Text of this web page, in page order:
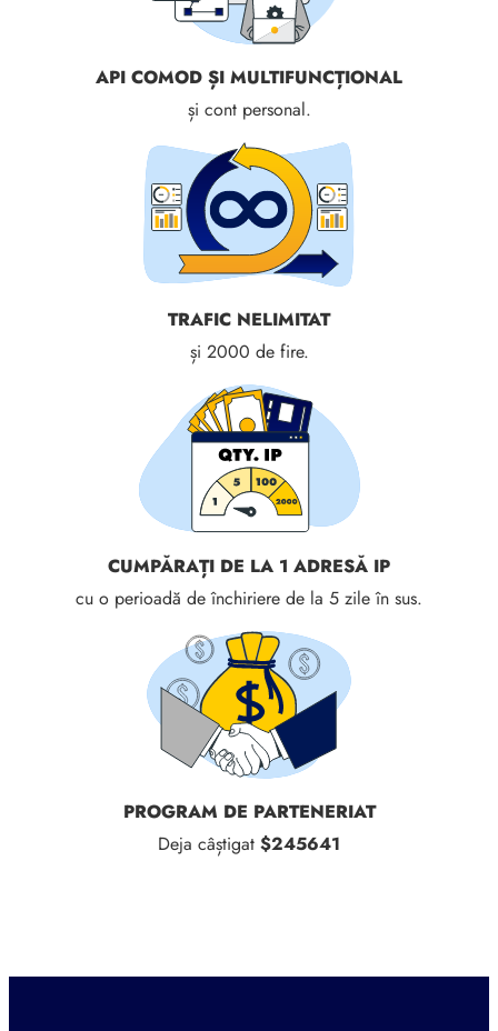
API COMOD ȘI MULTIFUNCȚIONAL
și cont personal.
TRAFIC NELIMITAT
și 2000 de fire.
CUMPĂRAȚI DE LA 1 ADRESĂ IP
cu o perioadă de închiriere de la 5 zile în sus.
PROGRAM DE PARTENERIAT
Deja câștigat $245641